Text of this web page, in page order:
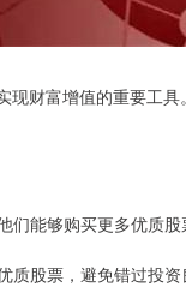
财富增值的重要工
能够购买更多优质股
股票，避免错过投资